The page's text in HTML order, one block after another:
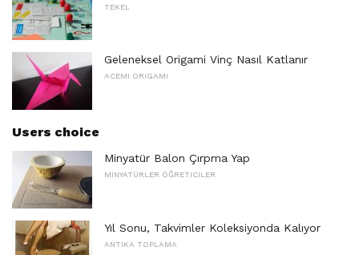
TEKEL
Geleneksel Origami Vinç Nasıl Katlanır
ACEMI ORIGAMI
Users choice
Minyatür Balon Çırpma Yap
MINYATÜRLER ÖĞRETICILER
Yıl Sonu, Takvimler Koleksiyonda Kalıyor
ANTIKA TOPLAMA